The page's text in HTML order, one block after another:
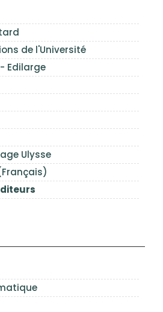
de l'Université
Edilarge
Ulysse